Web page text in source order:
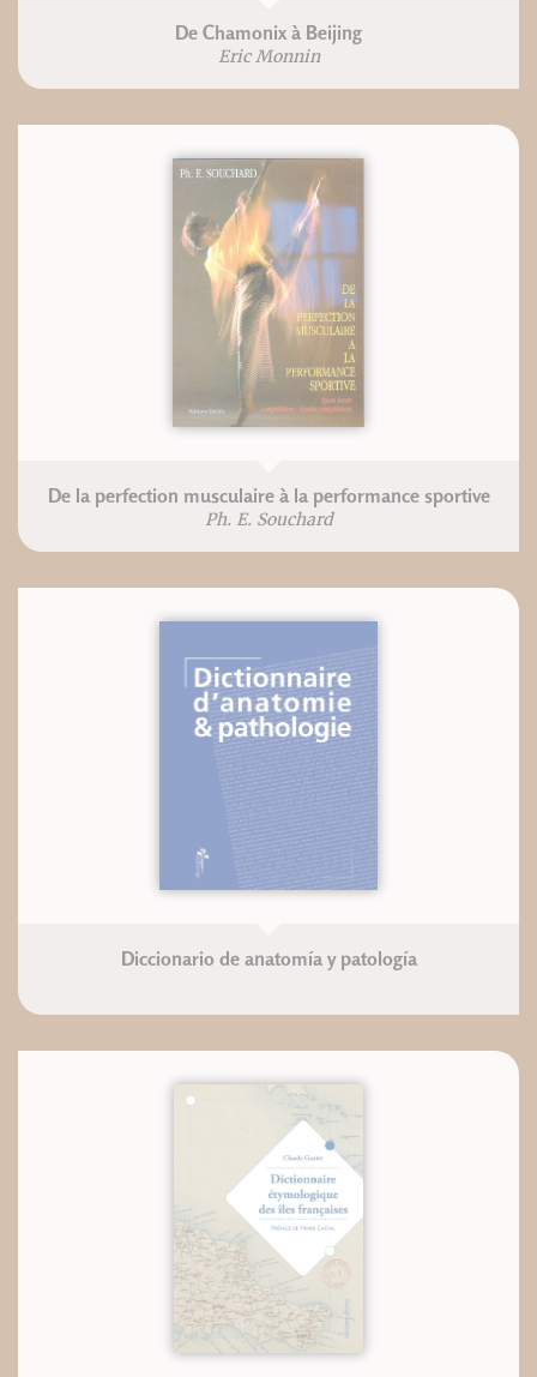
De Chamonix à Beijing
Eric Monnin
De la perfection musculaire à la performance sportive
Ph. E. Souchard
Diccionario de anatomía y patología